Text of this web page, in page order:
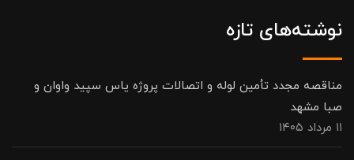
نوشته‌های تازه
مناقصه مجدد تأمین لوله و اتصالات پروژه یاس سپید واوان و
صبا مشهد
۱۱ مرداد ۱۴۰۵